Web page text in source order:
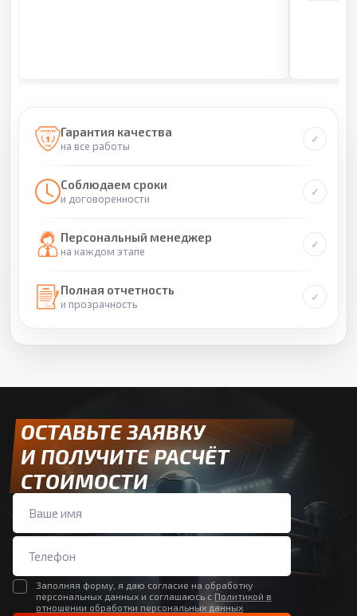
Гарантия качества
на все работы
Соблюдаем сроки
и договоренности
Персональный менеджер
на каждом этапе
Полная отчетность
и прозрачность
ОСТАВЬТЕ ЗАЯВКУ
И ПОЛУЧИТЕ РАСЧЁТ
СТОИМОСТИ
Заполняя форму, я даю согласие на обработку
персональных данных и соглашаюсь с Политикой в
отношении обработки персональных данных